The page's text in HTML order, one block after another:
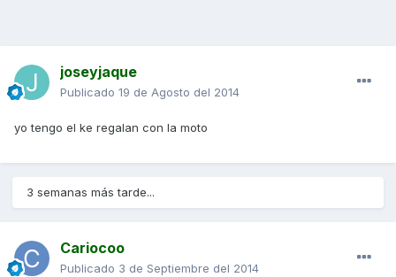
joseyjaque
Publicado 19 de Agosto del 2014
yo tengo el ke regalan con la moto
3 semanas más tarde...
Cariocoo
Publicado 3 de Septiembre del 2014